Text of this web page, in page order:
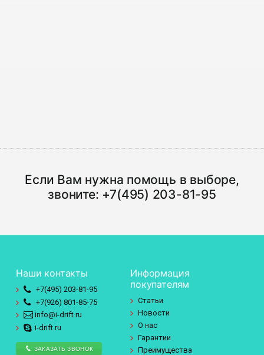
Если Вам нужна помощь в выборе,
звоните: +7(495) 203-81-95
Наши контакты
+7(495) 203-81-95
+7(926) 801-85-75
info@i-drift.ru
i-drift.ru
ЗАКАЗАТЬ ЗВОНОК
Информация
покупателям
Статьи
Новости
О нас
Гарантии
Преимущества